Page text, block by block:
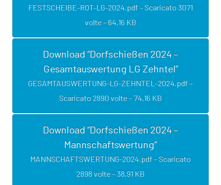
FESTSCHEIBE-ROT-LG-2024.pdf – Scaricato 3071
volte – 64,16 KB
Download “Dorfschießen 2024 –
Gesamtauswertung LG Zehntel”
GESAMTAUSWERTUNG-LG-ZEHNTEL-2024.pdf –
Scaricato 2890 volte – 74,16 KB
Download “Dorfschießen 2024 –
Mannschaftswertung”
MANNSCHAFTSWERTUNG-2024.pdf – Scaricato
2898 volte – 38,91 KB